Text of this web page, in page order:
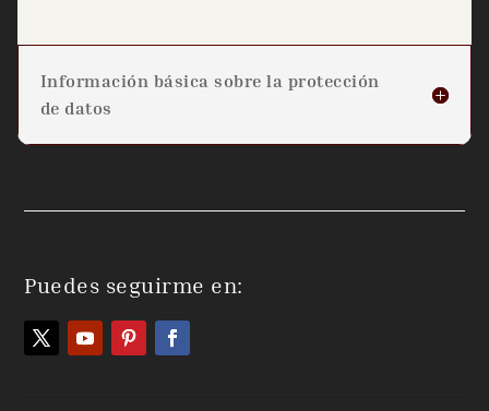
Información básica sobre la protección
de datos
Puedes seguirme en: